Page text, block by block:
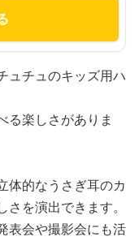
ュチュのキッズ用ハ
る楽しさがありま
体的なうさぎ耳のカ
を演出できます。
表会や撮影会にも活